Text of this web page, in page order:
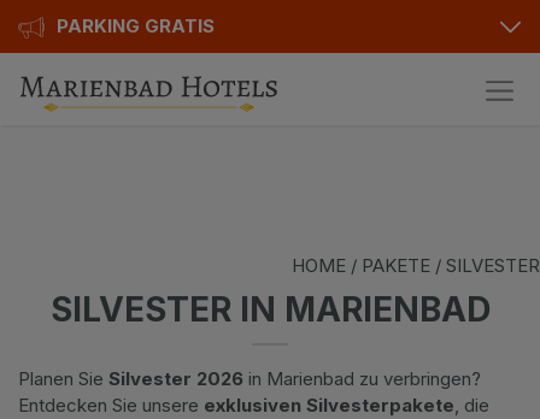
PARKING GRATIS
Golfhotels
Orea Hotels
Bonusse
Kontakt
HOME / PAKETE / SILVESTER
SILVESTER IN MARIENBAD
Planen Sie Silvester 2026 in Marienbad zu verbringen?
Entdecken Sie unsere exklusiven Silvesterpakete, die